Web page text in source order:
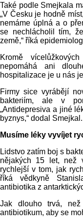
Také podle Smejkala
„V Česku je hodně
nemáme úplná a o
se nechlácholil tím,
země,“ říká
Kromě
nepomáhá ani
hospitalizace je u nás
Firmy sice vyrábějí
bakteriím, ale v
„Antidepresiva a jiné
byznys,“ dodal Smejkal.
Musíme léky vyvíjet
Lidstvo zatím boj s
nějakých 15 let, než
rychlejší v tom, jak
říká vědkyně
antibiotika z
Jak dlouho trvá,
antibiotikum, aby se